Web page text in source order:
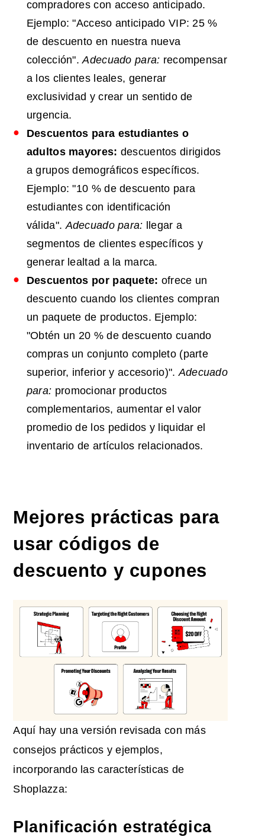
compradores con acceso anticipado.
Ejemplo: "Acceso anticipado VIP: 25 %
de descuento en nuestra nueva
colección".Adecuado para: recompensar
a los clientes leales, generar
exclusividad y crear un sentido de
urgencia.
Descuentos para estudiantes o
adultos mayores: descuentos dirigidos
a grupos demográficos específicos.
Ejemplo: "10 % de descuento para
estudiantes con identificación
válida".Adecuado para: llegar a
segmentos de clientes específicos y
generar lealtad a la marca.
Descuentos por paquete: ofrece un
descuento cuando los clientes compran
un paquete de productos. Ejemplo:
"Obtén un 20 % de descuento cuando
compras un conjunto completo (parte
superior, inferior y accesorio)".Adecuado
para: promocionar productos
complementarios, aumentar el valor
promedio de los pedidos y liquidar el
inventario de artículos relacionados.
Mejores prácticas para
usar códigos de
descuento y cupones
Aquí hay una versión revisada con más
consejos prácticos y ejemplos,
incorporando las características de
Shoplazza:
Planificación estratégica